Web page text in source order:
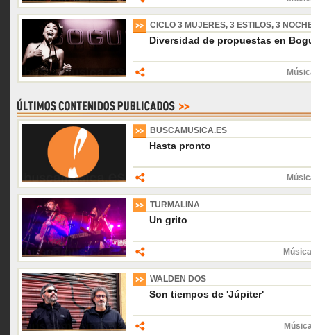
CICLO 3 MUJERES, 3 ESTILOS, 3
Diversidad de propuestas en
BUSCAMUSICA.ES
Hasta pronto
TURMALINA
Un grito
WALDEN DOS
Son tiempos de 'Júpiter'